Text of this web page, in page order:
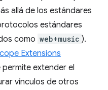
allá de los estándares
estándares
como web+music ).
Extensions
extender el
vínculos de otros